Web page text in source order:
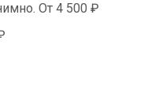
От 4 500 ₽